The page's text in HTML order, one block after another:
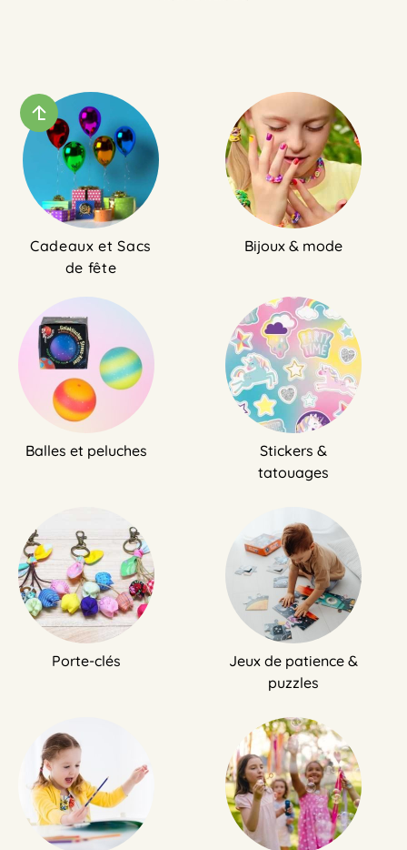
Cadeaux et Sacs
de fête
Bijoux & mode
Balles et peluches
Stickers &
tatouages
Porte-clés
Jeux de patience &
puzzles